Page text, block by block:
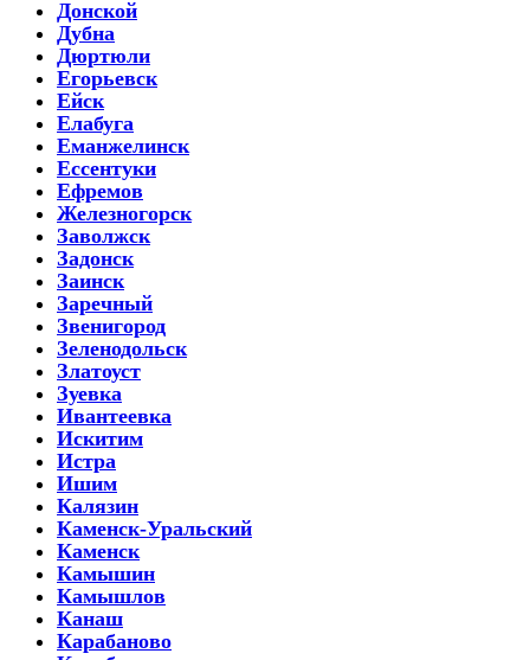
Донской
Дубна
Дюртюли
Егорьевск
Ейск
Елабуга
Еманжелинск
Ессентуки
Ефремов
Железногорск
Заволжск
Задонск
Заинск
Заречный
Звенигород
Зеленодольск
Златоуст
Зуевка
Ивантеевка
Искитим
Истра
Ишим
Калязин
Каменск-Уральский
Каменск
Камышин
Камышлов
Канаш
Карабаново